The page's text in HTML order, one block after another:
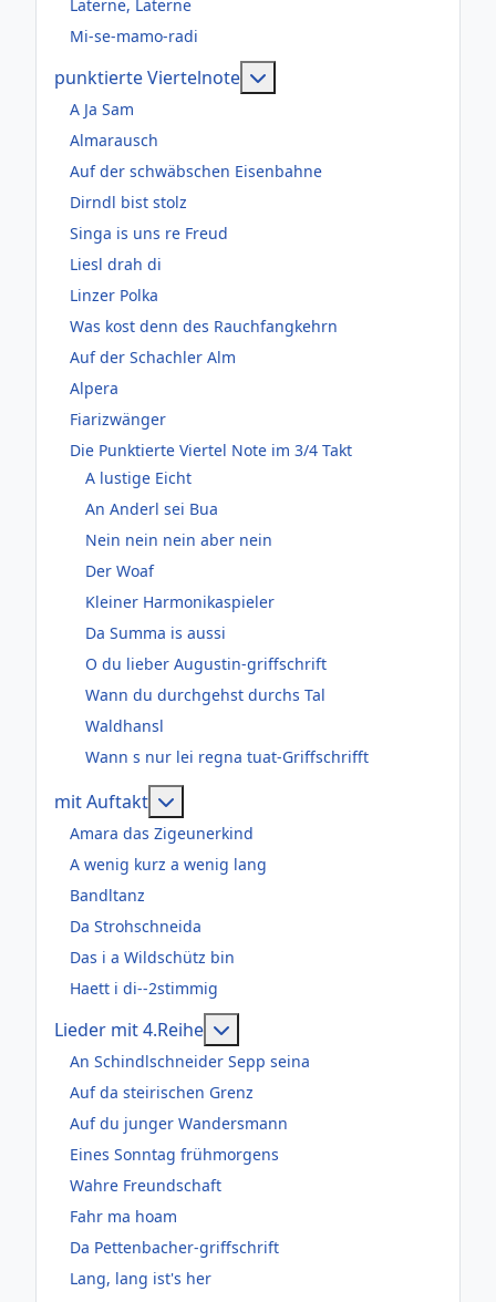
Laterne, Laterne
Mi-se-mamo-radi
punktierte Viertelnote
A Ja Sam
Almarausch
Auf der schwäbschen Eisenbahne
Dirndl bist stolz
Singa is uns re Freud
Liesl drah di
Linzer Polka
Was kost denn des Rauchfangkehrn
Auf der Schachler Alm
Alpera
Fiarizwänger
Die Punktierte Viertel Note im 3/4 Takt
A lustige Eicht
An Anderl sei Bua
Nein nein nein aber nein
Der Woaf
Kleiner Harmonikaspieler
Da Summa is aussi
O du lieber Augustin-griffschrift
Wann du durchgehst durchs Tal
Waldhansl
Wann s nur lei regna tuat-Griffschrifft
mit Auftakt
Amara das Zigeunerkind
A wenig kurz a wenig lang
Bandltanz
Da Strohschneida
Das i a Wildschütz bin
Haett i di--2stimmig
Lieder mit 4.Reihe
An Schindlschneider Sepp seina
Auf da steirischen Grenz
Auf du junger Wandersmann
Eines Sonntag frühmorgens
Wahre Freundschaft
Fahr ma hoam
Da Pettenbacher-griffschrift
Lang, lang ist's her